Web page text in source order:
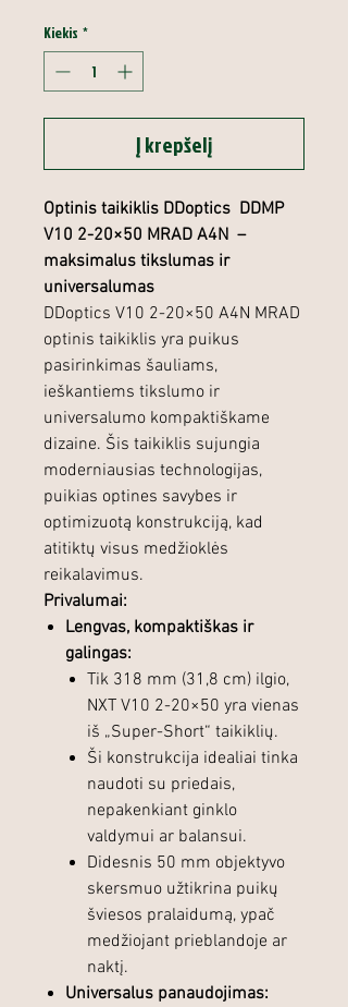
Kiekis *
Į krepšelį
Optinis taikiklis DDoptics DDMP
V10 2-20×50 MRAD A4N –
maksimalus tikslumas ir
universalumas
DDoptics V10 2-20×50 A4N MRAD
optinis taikiklis yra puikus
pasirinkimas šauliams,
ieškantiems tikslumo ir
universalumo kompaktiškame
dizaine. Šis taikiklis sujungia
moderniausias technologijas,
puikias optines savybes ir
optimizuotą konstrukciją, kad
atitiktų visus medžioklės
reikalavimus.
Privalumai:
Lengvas, kompaktiškas ir
galingas:
Tik 318 mm (31,8 cm) ilgio,
NXT V10 2-20×50 yra vienas
iš „Super-Short“ taikiklių.
Ši konstrukcija idealiai tinka
naudoti su priedais,
nepakenkiant ginklo
valdymui ar balansui.
Didesnis 50 mm objektyvo
skersmuo užtikrina puikų
šviesos pralaidumą, ypač
medžiojant prieblandoje ar
naktį.
Universalus panaudojimas: